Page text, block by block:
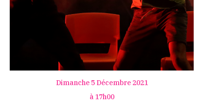
Dimanche 5 Décembre 2021
à 17h00